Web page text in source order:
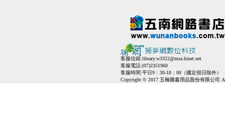
客服信箱:library.w3322@msa.hinet.net
客服電話:(07)2351960
客服時間:平日9：30-18：00（國定假日除外）
Copyright © 2017 五楠圖書用品股份有限公司